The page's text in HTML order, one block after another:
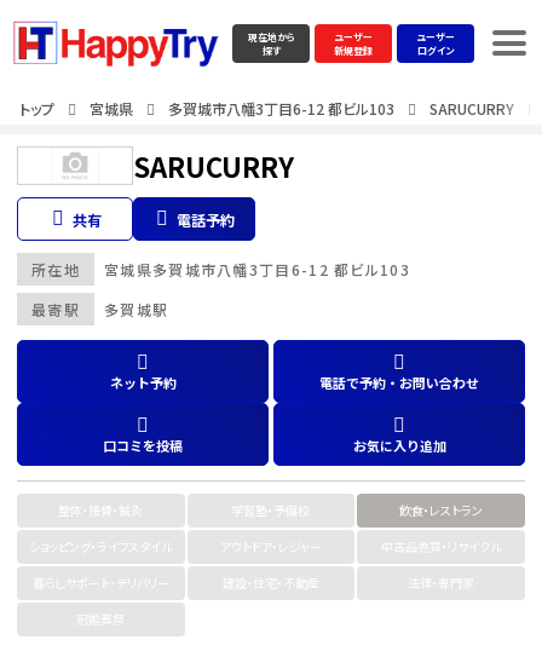
現在地から
探す
ユーザー
新規登録
ユーザー
ログイン
トップ 宮城県 多賀城市八幡3丁目6-12 都ビル103 SARUCURRY
SARUCURRY
共有 電話予約
最寄駅 多賀城駅
所在地 宮城県多賀城市八幡3丁目6-12 都ビル103
ネット予約 電話で予約・お問い合わせ
口コミを投稿 お気に入り追加
整体・接骨・鍼灸 学習塾・予備校
飲食・レストラン
ショッピング・ライフスタイル
アウトドア・レジャー
中古品売買・リサイクル
暮らしサポート・デリバリー
建設・住宅・不動産
法律・専門家
冠婚葬祭